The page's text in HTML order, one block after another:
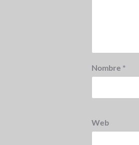
Nombre *
Web